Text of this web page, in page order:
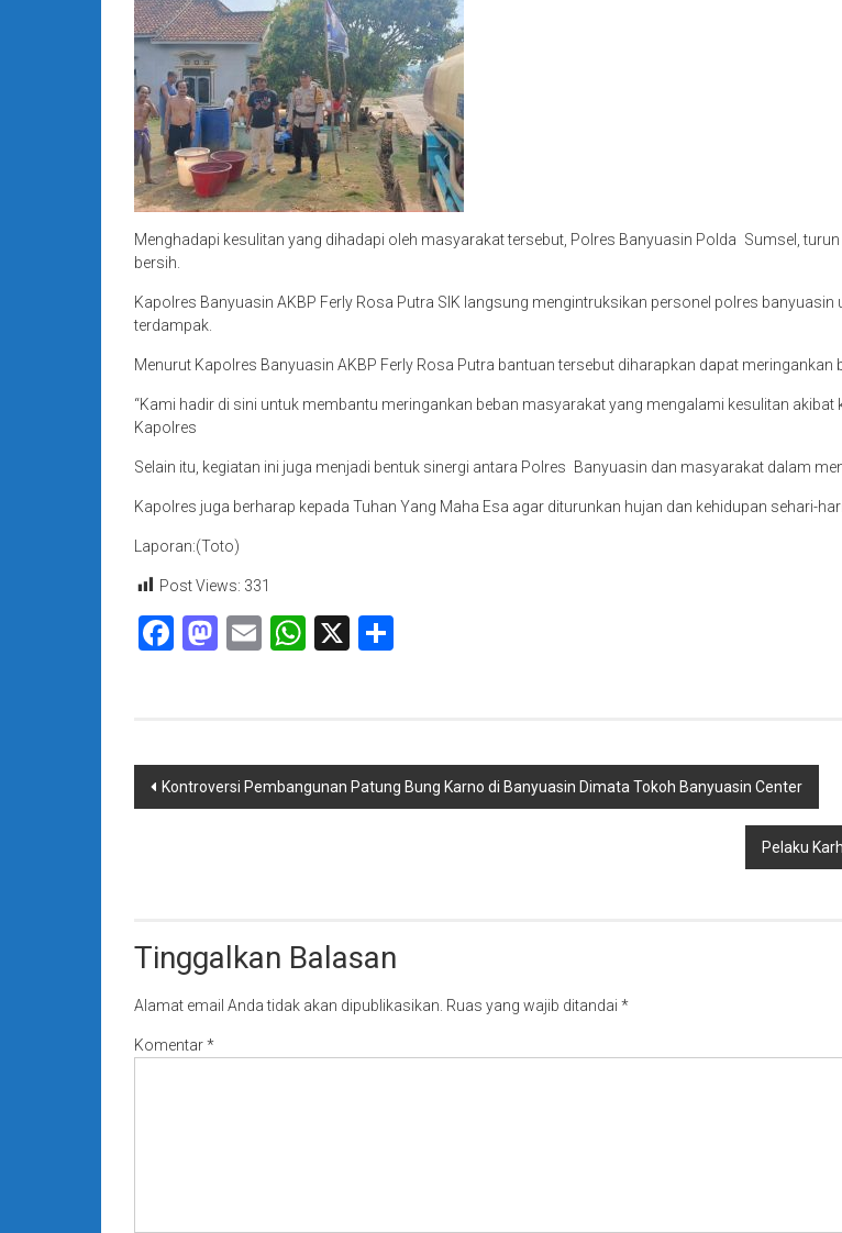
Menghadapi kesulitan yang dihadapi oleh masyarakat tersebut, Polres Banyuasin Polda Sumsel,
bersih.
Kapolres Banyuasin AKBP Ferly Rosa Putra SIK langsung mengintruksikan personel polres
terdampak.
Menurut Kapolres Banyuasin AKBP Ferly Rosa Putra bantuan tersebut diharapkan dapat
“Kami hadir di sini untuk membantu meringankan beban masyarakat yang mengalami kesulitan
Kapolres
Selain itu, kegiatan ini juga menjadi bentuk sinergi antara Polres Banyuasin dan masyarakat dalam
Kapolres juga berharap kepada Tuhan Yang Maha Esa agar diturunkan hujan dan kehidupan sehari-
Laporan:(Toto)
Post Views: 331
Facebook
Mastodon
EmailWhatsApp
X
Navigasi
Kontroversi Pembangunan Patung Bung Karno di Banyuasin Dimata Tokoh Banyuasin Center
Pelaku
Tinggalkan Balasan
Alamat email Anda tidak akan dipublikasikan. Ruas yang wajib ditandai *
Komentar*